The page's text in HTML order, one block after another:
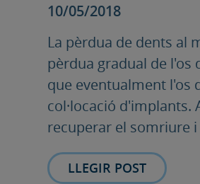
10/05/2018
La pèrdua de dents al
pèrdua gradual de l'os
que eventualment l'os
col·locació
recuperar el somriure i
LLEGIR POST